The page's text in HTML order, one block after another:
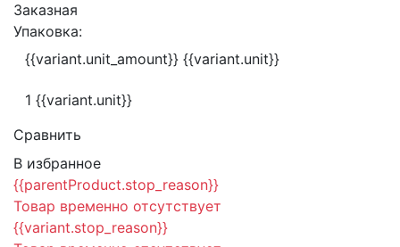
Заказная
Упаковка:
{{variant.unit_amount}} {{variant.unit}}
1 {{variant.unit}}
Сравнить
В избранное
{{parentProduct.stop_reason}}
Товар временно отсутствует
{{variant.stop_reason}}